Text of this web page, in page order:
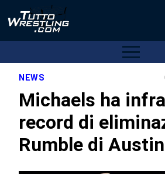
NEWS
Michaels ha
record di
Rumble di Austin